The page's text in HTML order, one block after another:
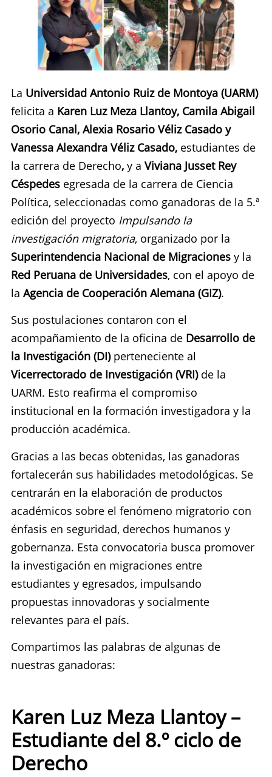
La Universidad Antonio Ruiz de Montoya (UARM)
felicita a Karen Luz Meza Llantoy, Camila Abigail
Osorio Canal, Alexia Rosario Véliz Casado y
Vanessa Alexandra Véliz Casado, estudiantes de
la carrera de Derecho, y a Viviana Jusset Rey
Céspedes egresada de la carrera de Ciencia
Política, seleccionadas como ganadoras de la 5.ª
edición del proyecto Impulsando la
investigación migratoria, organizado por la
Superintendencia Nacional de Migraciones y la
Red Peruana de Universidades, con el apoyo de
la Agencia de Cooperación Alemana (GIZ).
Sus postulaciones contaron con el
acompañamiento de la oficina de Desarrollo de
la Investigación (DI) perteneciente al
Vicerrectorado de Investigación (VRI) de la
UARM. Esto reafirma el compromiso
institucional en la formación investigadora y la
producción académica.
Gracias a las becas obtenidas, las ganadoras
fortalecerán sus habilidades metodológicas. Se
centrarán en la elaboración de productos
académicos sobre el fenómeno migratorio con
énfasis en seguridad, derechos humanos y
gobernanza. Esta convocatoria busca promover
la investigación en migraciones entre
estudiantes y egresados, impulsando
propuestas innovadoras y socialmente
relevantes para el país.
Compartimos las palabras de algunas de
nuestras ganadoras:
Karen Luz Meza Llantoy –
Estudiante del 8.º ciclo de
Derecho